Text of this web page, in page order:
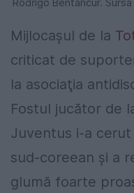
Rodrigo Bentancur.
Mijlocașul de la
criticat de
la asociaţia
Fostul jucător de
Juventus i-a
sud-coreean şi a
glumă foarte